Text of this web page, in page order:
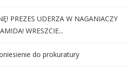
PREZES UDERZA W NAGANIACZY
WRESZCIE...
do prokuratury